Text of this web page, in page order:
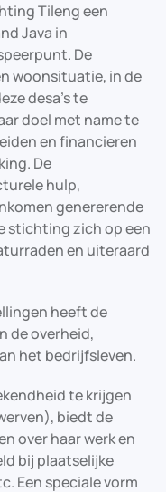
Tileng een
Java in
De
woonsituatie, in de
desa’s te
doel met name te
en financieren
De
hulp,
genererende
stichting zich op een
en uiteraard
heeft de
de overheid,
het bedrijfsleven.
te krijgen
biedt de
over haar werk en
bij plaatselijke
Een speciale vorm